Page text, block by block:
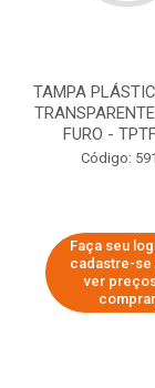
TAMPA
FURO -
Código:
Faça seu
cadastre-se
ver
comprar